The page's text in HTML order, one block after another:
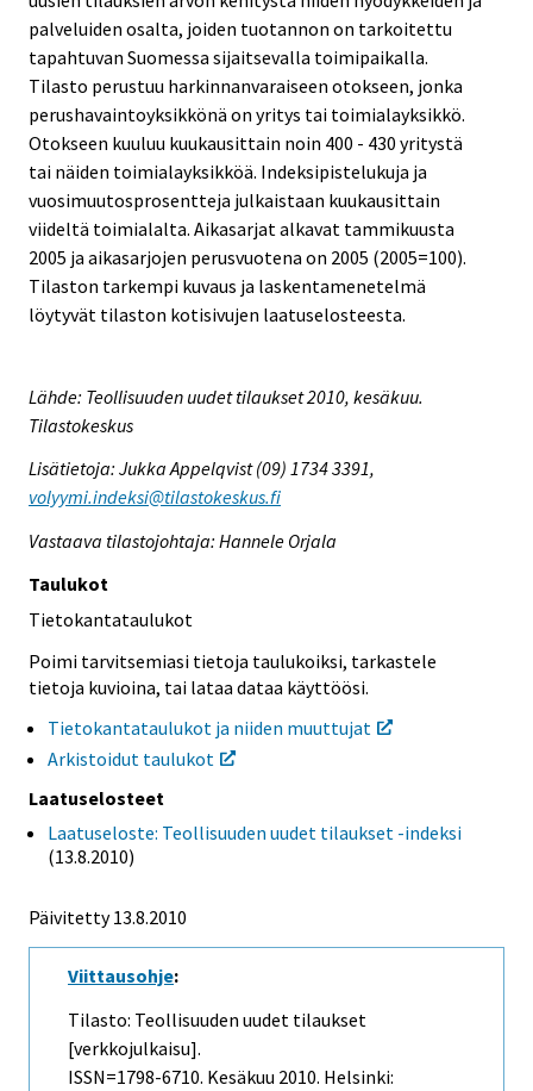
palveluiden osalta, joiden tuotannon on tarkoitettu
tapahtuvan Suomessa sijaitsevalla toimipaikalla.
Tilasto perustuu harkinnanvaraiseen otokseen, jonka
perushavaintoyksikkönä on yritys tai toimialayksikkö.
Otokseen kuuluu kuukausittain noin 400 - 430 yritystä
tai näiden toimialayksikköä. Indeksipistelukuja ja
vuosimuutosprosentteja julkaistaan kuukausittain
viideltä toimialalta. Aikasarjat alkavat tammikuusta
2005 ja aikasarjojen perusvuotena on 2005 (2005=100).
Tilaston tarkempi kuvaus ja laskentamenetelmä
löytyvät tilaston kotisivujen laatuselosteesta.
Lähde: Teollisuuden uudet tilaukset 2010, kesäkuu.
Tilastokeskus
Lisätietoja: Jukka Appelqvist (09) 1734 3391,
volyymi.indeksi@tilastokeskus.fi
Vastaava tilastojohtaja: Hannele Orjala
Taulukot
Tietokantataulukot
Poimi tarvitsemiasi tietoja taulukoiksi, tarkastele
tietoja kuvioina, tai lataa dataa käyttöösi.
Tietokantataulukot ja niiden muuttujat
Arkistoidut taulukot
Laatuselosteet
Laatuseloste: Teollisuuden uudet tilaukset -indeksi
(13.8.2010)
Päivitetty 13.8.2010
Viittausohje:
Tilasto: Teollisuuden uudet tilaukset
[verkkojulkaisu].
ISSN=1798-6710. Kesäkuu 2010. Helsinki: